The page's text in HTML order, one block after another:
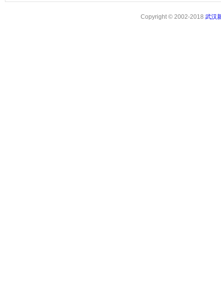
Copyright © 2002-2018 武汉